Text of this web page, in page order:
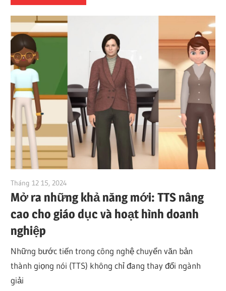
Tháng 12 15, 2024
Mở ra những khả năng mới: TTS nâng
cao cho giáo dục và hoạt hình doanh
nghiệp
Những bước tiến trong công nghệ chuyển văn bản
thành giọng nói (TTS) không chỉ đang thay đổi ngành
giải